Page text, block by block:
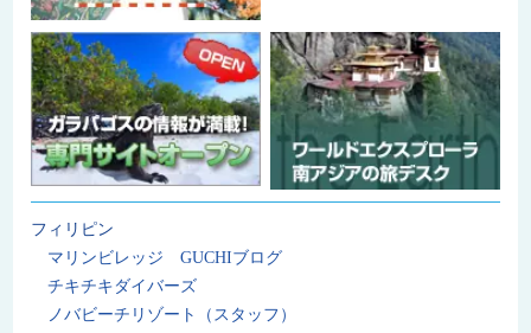
フィリピン
マリンビレッジ GUCHIブログ
チキチキダイバーズ
ノバビーチリゾート（スタッフ）